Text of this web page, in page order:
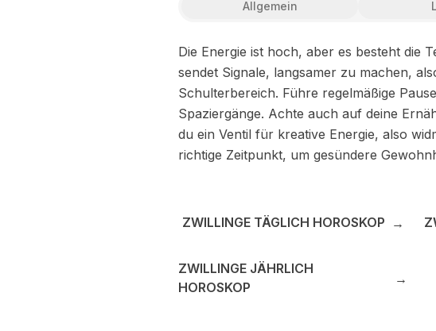
Allgemein
Die Energie ist hoch, aber es besteht die
sendet Signale, langsamer zu machen,
Schulterbereich. Führe regelmäßige
Spaziergänge. Achte auch auf deine
du ein Ventil für kreative Energie, also
richtige Zeitpunkt, um gesündere
ZWILLINGE TÄGLICH HOROSKOP →
ZWILLINGE JÄHRLICH
HOROSKOP
→